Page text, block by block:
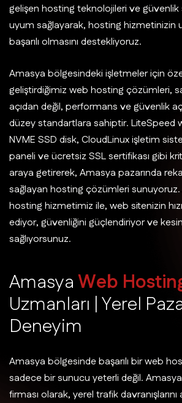
gelişen hosting teknolojileri ve güvenlik
uyum sağlayarak, hosting hizmetinizin
başarılı olmasını destekliyoruz.
Amasya bölgesindeki işletmeler için
geliştirdiğimiz web hosting çözümleri,
açıdan değil, performans ve güvenlik
düzey standartlara sahiptir. LiteSpeed
NVME SSD disk, CloudLinux işletim
paneli ve ücretsiz SSL sertifikası gibi
araya getirerek, Amasya pazarında
sağlayan hosting çözümleri
hosting hizmetimiz ile, web sitenizin
ediyor, güvenliğini güçlendiriyor ve
sağlıyorsunuz.
AmasyaWeb Hostin
Uzmanları |Yerel Paz
Deneyim
Amasya bölgesinde başarılı bir web
sadece bir sunucu yeterli değil.
firması olarak, yerel trafik